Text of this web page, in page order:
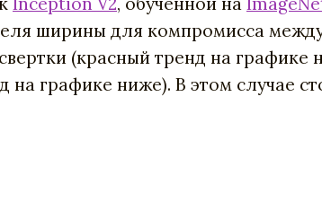
ширины для компромисса
(красный тренд на
графике ниже). В этом случае